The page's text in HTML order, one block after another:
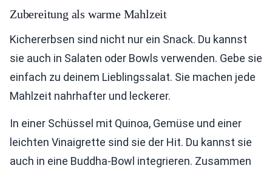
Zubereitung als warme Mahlzeit
Kichererbsen sind nicht nur ein Snack. Du kannst
sie auch in Salaten oder Bowls verwenden. Gebe sie
einfach zu deinem Lieblingssalat. Sie machen jede
Mahlzeit nahrhafter und leckerer.
In einer Schüssel mit Quinoa, Gemüse und einer
leichten Vinaigrette sind sie der Hit. Du kannst sie
auch in eine Buddha-Bowl integrieren. Zusammen